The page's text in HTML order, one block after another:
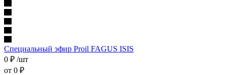
Специальный эфир Proil FAGUS ISIS
0 ₽ /шт
от 0 ₽